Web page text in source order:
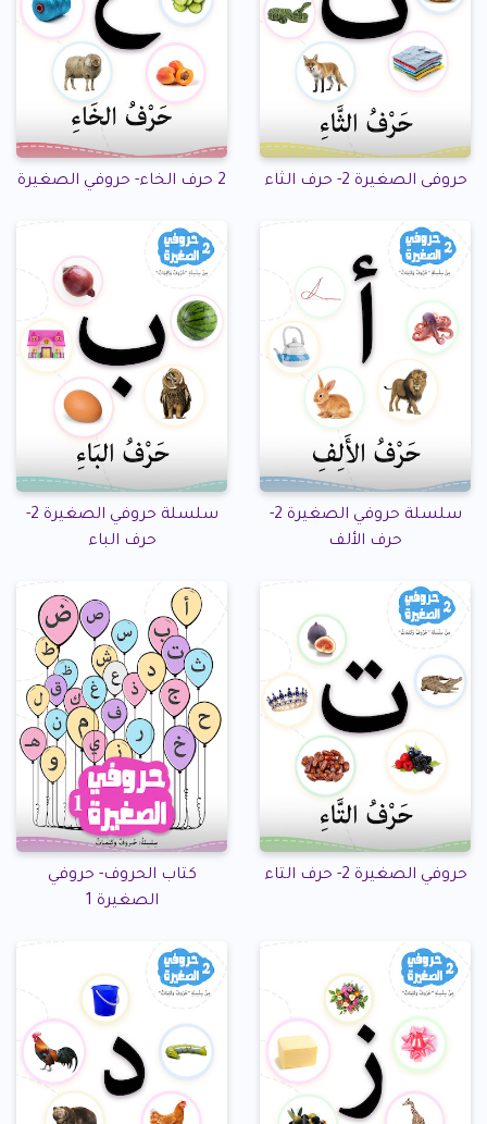
حروفى الصغيرة 2- حرف الثاء 2 حرف الخاء- حروفي الصغيرة
سلسلة حروفي الصغيرة 2-
حرف الألف
سلسلة حروفي الصغيرة 2-
حرف الباء
حروفي الصغيرة 2- حرف التاء
كتاب الحروف- حروفي
الصغيرة 1